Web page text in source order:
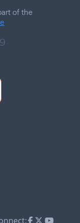
of the